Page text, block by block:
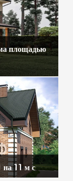
площадью
на 11 м с